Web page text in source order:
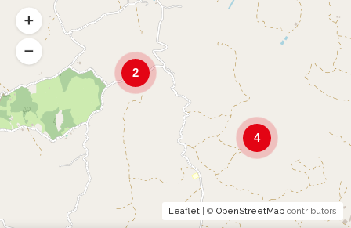
4
2
Leaflet | © OpenStreetMap contributors